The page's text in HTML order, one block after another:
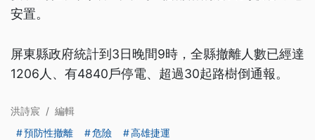
安置。
屏東縣政府統計到3日晚間9時，全縣撤離人數已經達
1206人、有4840戶停電、超過30起路樹倒通報。
洪詩宸 / 編輯
預防性撤離
危險
高雄捷運